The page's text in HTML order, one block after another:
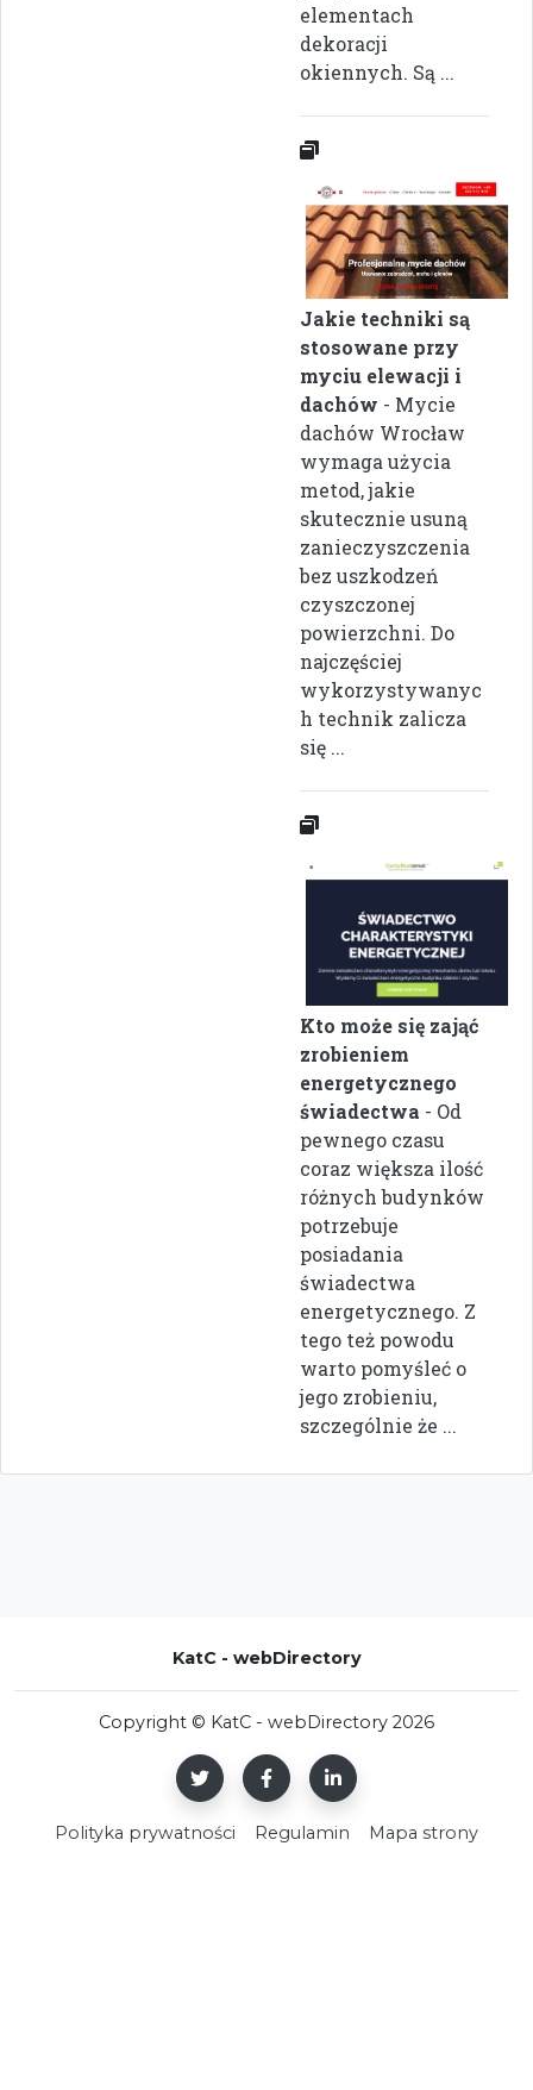
elementach
dekoracji
okiennych. Są ...
Jakie techniki są
stosowane przy
myciu elewacji i
dachów - Mycie
dachów Wrocław
wymaga użycia
metod, jakie
skutecznie usuną
zanieczyszczenia
bez uszkodzeń
czyszczonej
powierzchni. Do
najczęściej
wykorzystywanyc
h technik zalicza
się ...
Kto może się zająć
zrobieniem
energetycznego
świadectwa - Od
pewnego czasu
coraz większa ilość
różnych budynków
potrzebuje
posiadania
świadectwa
energetycznego. Z
tego też powodu
warto pomyśleć o
jego zrobieniu,
szczególnie że ...
KatC - webDirectory
Copyright © KatC - webDirectory 2026
Polityka prywatności Regulamin Mapa strony